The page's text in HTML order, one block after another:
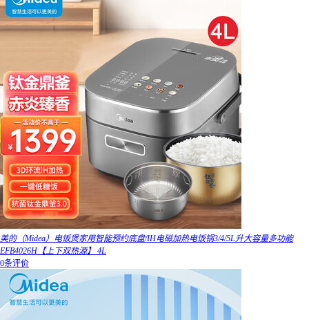
美的（Midea）电饭煲家用智能预约底盘/IH电磁加热电饭锅3/4/5L升大容量多功能
EFB4026H【上下双热源】 4L
0条评价